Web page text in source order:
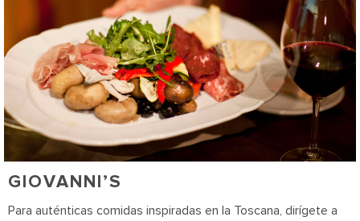
GIOVANNI’S
Para auténticas comidas inspiradas en la Toscana, dirígete a